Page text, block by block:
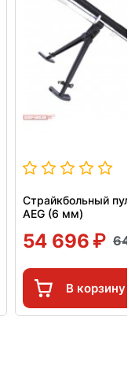
Страйкбольный
AEG (6 мм)
54 696 64
В корзину